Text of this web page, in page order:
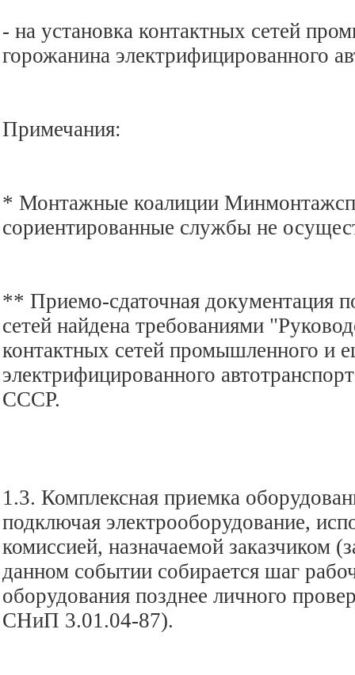
- на установка контактных сетей
горожанина электрифицированного
Примечания:
* Монтажные коалиции
сориентированные службы не
** Приемо-сдаточная документация
сетей найдена требованиями
контактных сетей промышленного и
электрифицированного
СССР.
1.3. Комплексная приемка
подключая электрооборудование,
комиссией, назначаемой заказчиком
данном событии собирается шаг
оборудования позднее личного
СНиП 3.01.04-87).